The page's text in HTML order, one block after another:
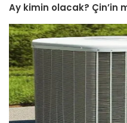
Ay kimin olacak? Çin’in